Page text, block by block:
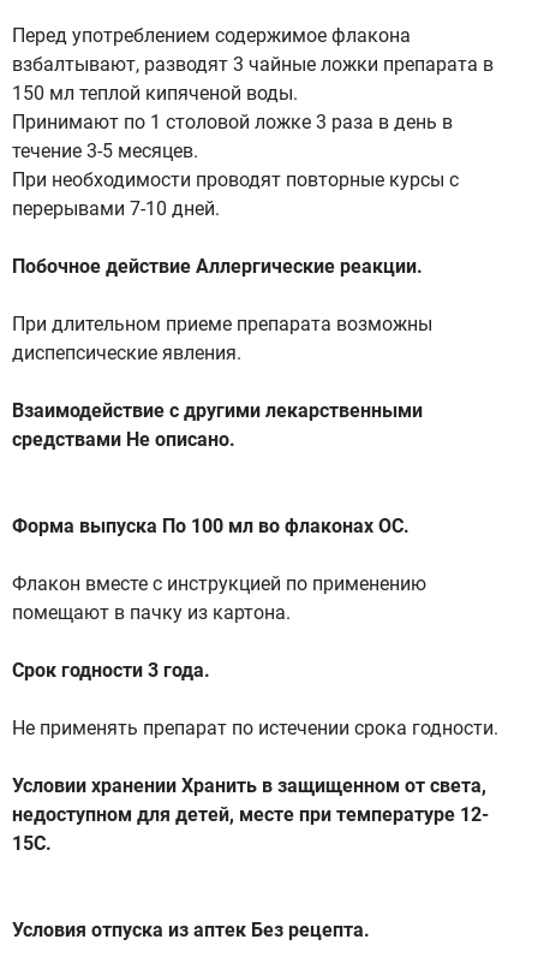
Перед употреблением содержимое флакона
взбалтывают, разводят 3 чайные ложки препарата в
150 мл теплой кипяченой воды.
Принимают по 1 столовой ложке 3 раза в день в
течение 3-5 месяцев.
При необходимости проводят повторные курсы с
перерывами 7-10 дней.
Побочное действие Аллергические реакции.
При длительном приеме препарата возможны
диспепсические явления.
Взаимодействие с другими лекарственными
средствами Не описано.
Форма выпуска По 100 мл во флаконах ОС.
Флакон вместе с инструкцией по применению
помещают в пачку из картона.
Срок годности 3 года.
Не применять препарат по истечении срока годности.
Условии хранении Хранить в защищенном от света,
недоступном для детей, месте при температуре 12-
15С.
Условия отпуска из аптек Без рецепта.